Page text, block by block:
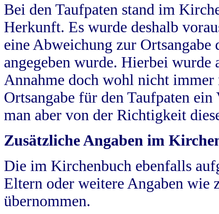
Bei den Taufpaten stand im
Herkunft. Es wurde deshalb
eine Abweichung zur
angegeben wurde. Hierbei wurde
Annahme doch wohl nicht
Ortsangabe für den Taufpaten
man aber von der Richtigkeit
Zusätzliche Angaben im
Die im Kirchenbuch ebenfalls
Eltern oder weitere Angaben wie
übernommen.